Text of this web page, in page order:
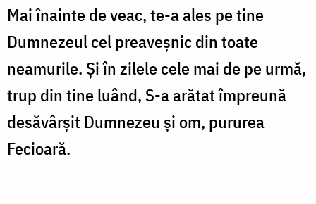
Mai înainte de veac, te-a ales pe tine
Dumnezeul cel preaveșnic din toate
neamurile. Și în zilele cele mai de pe urmă,
trup din tine luând, S-a arătat împreună
desăvârșit Dumnezeu și om, pururea
Fecioară.